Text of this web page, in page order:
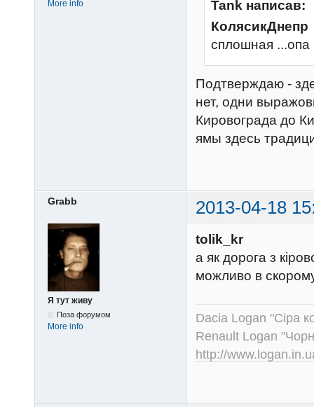
More info
Tank написав:
КолясикДнепр
сплошная ...опа
Подтверждаю -
нет, одни
Кировограда до
ямы здесь
Grabb 2013-04-18
Я тут живу
Поза форумом
More info
tolik_kr
а як дорога з
можливо в
Dacia Logan "Сіра
Renault Logan
http://